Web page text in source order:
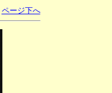
ページ下へ